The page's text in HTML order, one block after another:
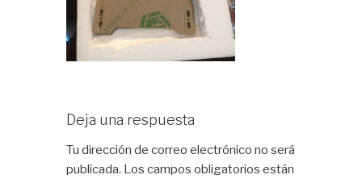
Deja una respuesta
Tu dirección de correo electrónico no será
publicada. Los campos obligatorios están